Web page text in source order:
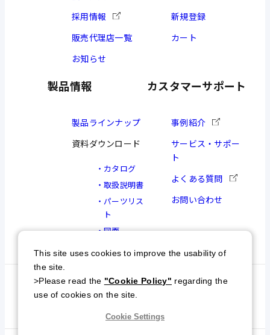
採用情報
販売代理店一覧
お知らせ
製品情報
製品ラインナップ
資料ダウンロード
カタログ
取扱説明書
パーツリス
ト
図面
新規登録
カート
カスタマーサポート
事例紹介
サービス・サポー
ト
よくある質問
お問い合わせ
個人情報保護方針
特定商取引について
サイトマップ
This site uses cookies to improve the usability of
the site.
>Please read the "Cookie Policy" regarding the
use of cookies on the site.
Cookie Settings